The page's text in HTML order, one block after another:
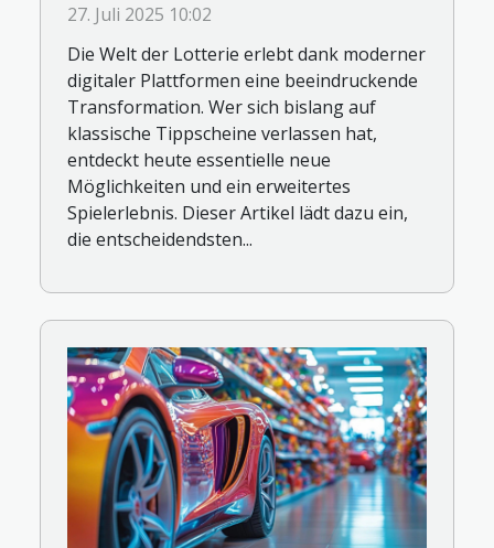
neues Spielerlebnis
27. Juli 2025 10:02
Die Welt der Lotterie erlebt dank moderner
digitaler Plattformen eine beeindruckende
Transformation. Wer sich bislang auf
klassische Tippscheine verlassen hat,
entdeckt heute essentielle neue
Möglichkeiten und ein erweitertes
Spielerlebnis. Dieser Artikel lädt dazu ein,
die entscheidendsten...